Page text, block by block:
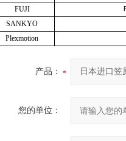
FUJI
SANKYO
Plexmotion
产品：
您的单位：